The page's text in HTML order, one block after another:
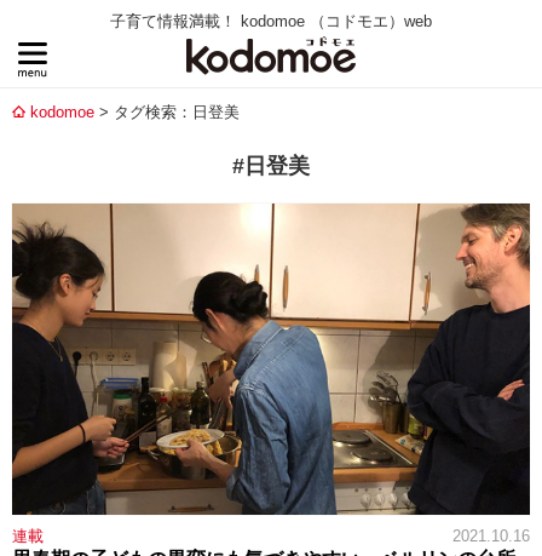
子育て情報満載！ kodomoe （コドモエ）web
kodomoe タグ検索：日登美
#日登美
連載 2021.10.16